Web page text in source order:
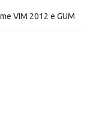
VIM 2012 e GUM